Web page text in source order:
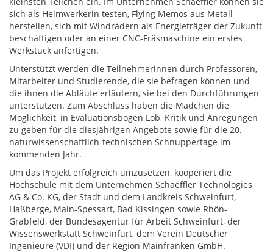
sich als Heimwerkerin testen, Flying Memos aus Metall
herstellen, sich mit Windrädern als Energieträger der Zukunft
beschäftigen oder an einer CNC-Fräsmaschine ein erstes
Werkstück anfertigen.
Unterstützt werden die Teilnehmerinnen durch Professoren,
Mitarbeiter und Studierende, die sie befragen können und
die ihnen die Abläufe erläutern, sie bei den Durchführungen
unterstützen. Zum Abschluss haben die Mädchen die
Möglichkeit, in Evaluationsbögen Lob, Kritik und Anregungen
zu geben für die diesjährigen Angebote sowie für die 20.
naturwissenschaftlich-technischen Schnuppertage im
kommenden Jahr.
Um das Projekt erfolgreich umzusetzen, kooperiert die
Hochschule mit dem Unternehmen Schaeffler Technologies
AG & Co. KG, der Stadt und dem Landkreis Schweinfurt,
Haßberge, Main-Spessart, Bad Kissingen sowie Rhön-
Grabfeld, der Bundesagentur für Arbeit Schweinfurt, der
Wissenswerkstatt Schweinfurt, dem Verein Deutscher
Ingenieure (VDI) und der Region Mainfranken GmbH.